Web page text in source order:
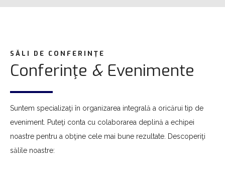
SĂLI DE CONFERINŢE
Conferinţe & Evenimente
Suntem specializaţi în organizarea integrală a oricărui tip de
eveniment. Puteţi conta cu colaborarea deplină a echipei
noastre pentru a obţine cele mai bune rezultate. Descoperiţi
sălile noastre: